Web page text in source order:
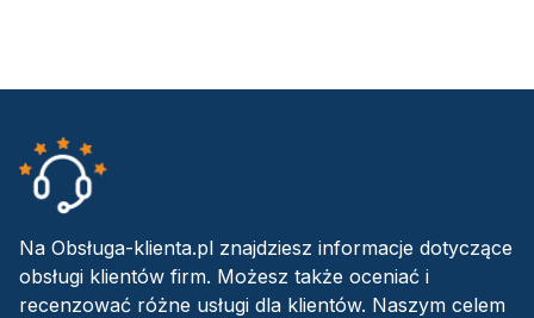
Na Obsługa-klienta.pl znajdziesz informacje dotyczące
obsługi klientów firm. Możesz także oceniać i
recenzować różne usługi dla klientów. Naszym celem